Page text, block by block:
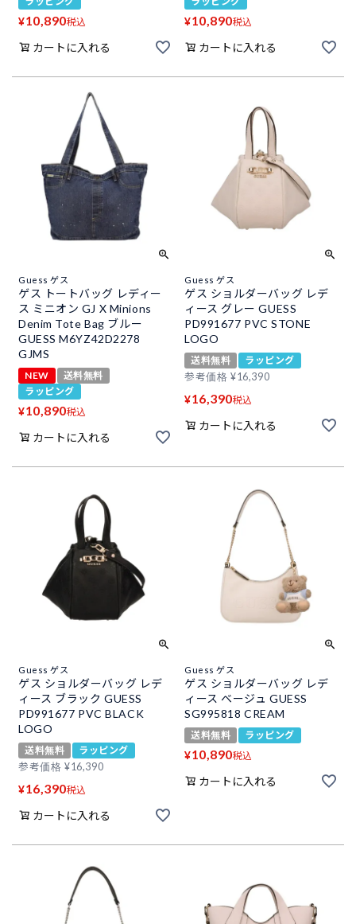
¥10,890税込
カートに入れる
¥10,890税込
カートに入れる
Guess ゲス
ゲス トートバッグ レディー
ス ミニオン GJ X Minions
Denim Tote Bag ブルー
GUESS M6YZ42D2278
GJMS
NEW
送料無料
ラッピング
¥10,890税込
カートに入れる
Guess ゲス
ゲス ショルダーバッグ レデ
ィース グレー GUESS
PD991677 PVC STONE
LOGO
送料無料
ラッピング
参考価格 ¥16,390
¥16,390税込
カートに入れる
Guess ゲス
ゲス ショルダーバッグ レデ
ィース ブラック GUESS
PD991677 PVC BLACK
LOGO
送料無料
ラッピング
参考価格 ¥16,390
¥16,390税込
カートに入れる
Guess ゲス
ゲス ショルダーバッグ レデ
ィース ベージュ GUESS
SG995818 CREAM
送料無料 ラッピング
¥10,890税込
カートに入れる